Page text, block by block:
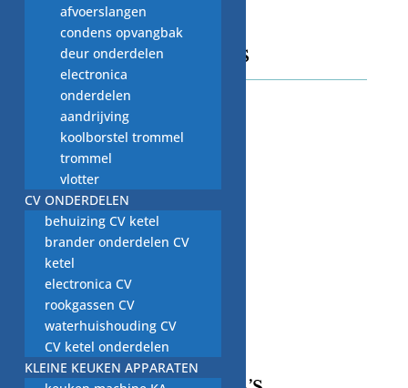
CONTACT GEGEVENS
Adres
Beekweg 52C,
5815CN, Merselo/Venray
Nederland
Telefoonnummer / Whatsapp
+31 (0) 6 2424 4580
Email
nardkeuten@gmail.com
KVK-Nummer:
14124905
BTW-nummer:
NL001844641B48
afvoerslangen
condens opvangbak
deur onderdelen
electronica
onderdelen
aandrijving
koolborstel trommel
trommel
vlotter
CV ONDERDELEN
behuizing CV ketel
brander onderdelen CV
ketel
electronica CV
rookgassen CV
waterhuishouding CV
CV ketel onderdelen
KLEINE KEUKEN APPARATEN